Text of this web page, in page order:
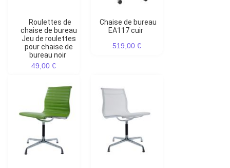
Roulettes de
chaise de bureau
Jeu de roulettes
pour chaise de
bureau noir
49,00 €
Chaise de bureau
EA117 cuir
519,00 €